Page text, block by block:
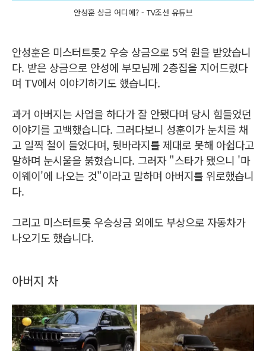
안성훈 상금 어디에? - TV조선 유튜브
안성훈은 미스터트롯2 우승 상금으로 5억 원을 받았습니
다. 받은 상금으로 안성에 부모님께 2층집을 지어드렸다
며 TV에서 이야기하기도 했습니다.
과거 아버지는 사업을 하다가 잘 안됐다며 당시 힘들었던
이야기를 고백했습니다. 그러다보니 성훈이가 눈치를 채
고 일찍 철이 들었다며, 뒷바라지를 제대로 못해 아쉽다고
말하며 눈시울을 붉혔습니다. 그러자 "스타가 됐으니 '마
이웨이'에 나오는 것"이라고 말하며 아버지를 위로했습니
다.
그리고 미스터트롯 우승상금 외에도 부상으로 자동차가
나오기도 했습니다.
아버지 차